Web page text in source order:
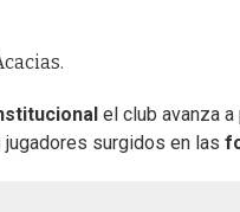
el club avanza
surgidos en las